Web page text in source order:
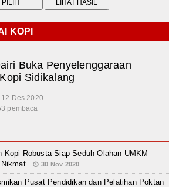
KOPI
Buka Penyelenggaraan
Sidikalang
Des 2020
pembaca
Kopi Robusta Siap Seduh Olahan UMKM
30 Nov 2020
Pusat Pendidikan dan Pelatihan Poktan